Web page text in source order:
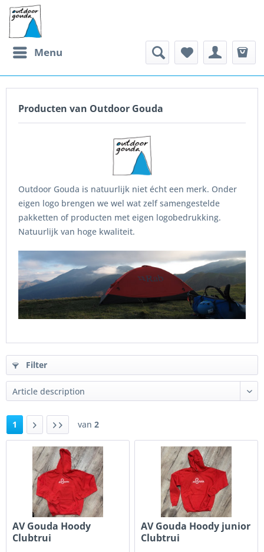
Menu
Producten van Outdoor Gouda
Outdoor Gouda is natuurlijk niet écht een merk. Onder
eigen logo brengen we wel wat zelf samengestelde
pakketten of producten met eigen logobedrukking.
Natuurlijk van hoge kwaliteit.
Filter
1 van 2
AV Gouda Hoody
Clubtrui
AV Gouda Hoody junior
Clubtrui